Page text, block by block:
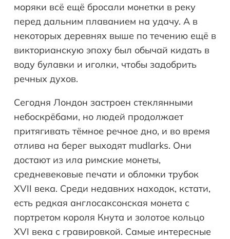
моряки всё ещё бросали монетки в реку
перед дальним плаванием на удачу. А в
некоторых деревнях выше по течению ещё в
викторианскую эпоху был обычай кидать в
воду булавки и иголки, чтобы задобрить
речных духов.
Сегодня Лондон застроен стеклянными
небоскрёбами, но людей продолжает
притягивать тёмное речное дно, и во время
отлива на берег выходят mudlarks. Они
достают из ила римские монеты,
средневековые печати и обломки трубок
XVII века. Среди недавних находок, кстати,
есть редкая англосаксонская монета с
портретом короля Кнута и золотое кольцо
XVI века с гравировкой. Самые интересные